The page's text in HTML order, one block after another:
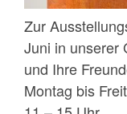
Zur
Juni in unserer
und Ihre
Montag bis